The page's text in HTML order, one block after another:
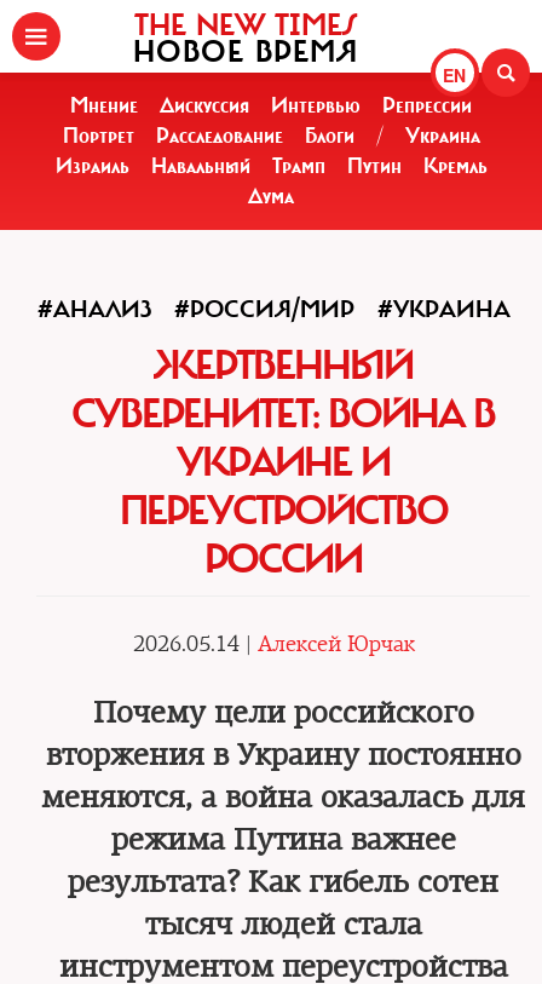
EN
THE NEW TIMES
НОВОЕ ВРЕМЯ
Мнение Дискуссия Интервью
Репрессии
Портрет
Расследование Блоги /
Украина
Израиль
Навальный Трамп Путин
Кремль
Дума
#АНАЛИЗ #РОССИЯ/МИР #УКРАИНА
ЖЕРТВЕННЫЙ
СУВЕРЕНИТЕТ: ВОЙНА В
УКРАИНЕ И
ПЕРЕУСТРОЙСТВО
РОССИИ
2026.05.14 | Алексей Юрчак
Почему цели российского
вторжения в Украину постоянно
меняются, а война оказалась для
режима Путина важнее
результата? Как гибель сотен
тысяч людей стала
инструментом переустройства